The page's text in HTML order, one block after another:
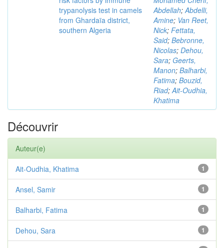
trypanolysis test in camels
from Ghardaïa district,
southern Algeria
Abdellah;Abdelli,
Amine; Van Reet,
Nick; Fettata,
Said; Bebronne,
Nicolas; Dehou,
Sara; Geerts,
Manon; Balharbi,
Fatima; Bouzid,
Riad;Ait-Oudhia,
Khatima
Découvrir
Auteur(e)
1
Ait-Oudhia, Khatima
1
Ansel, Samir
1
Balharbi, Fatima
1
Dehou, Sara